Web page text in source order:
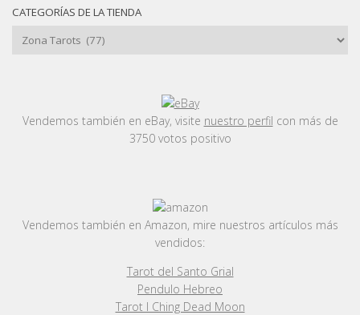
CATEGORÍAS DE LA TIENDA
Vendemos también en eBay, visite nuestro perfil con más de
3750 votos positivo
Vendemos también en Amazon, mire nuestros artículos más
vendidos:
Tarot del Santo Grial
Pendulo Hebreo
Tarot I Ching Dead Moon